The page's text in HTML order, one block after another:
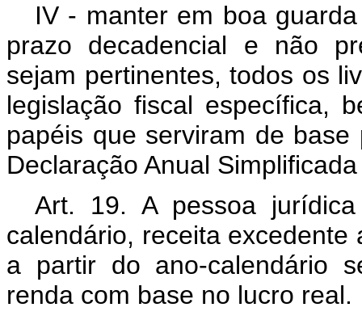
IV - manter em boa
prazo decadencial e não
sejam pertinentes, todos os
legislação fiscal específica,
papéis que serviram de
Declaração Anual
Art. 19. A pessoa
calendário, receita
a partir do ano-calendário
renda com base no lucro real.